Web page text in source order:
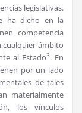
legislativas.
ha dicho en la
competencia
cualquier ámbito
al Estado3. En
por un lado
de tales
materialmente
los vínculos